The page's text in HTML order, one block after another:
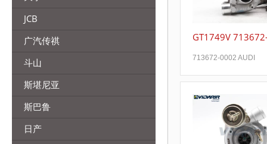
JCB
广汽传祺
斗山
斯堪尼亚
斯巴鲁
日产
GT1749V
713672-0002 AUDI